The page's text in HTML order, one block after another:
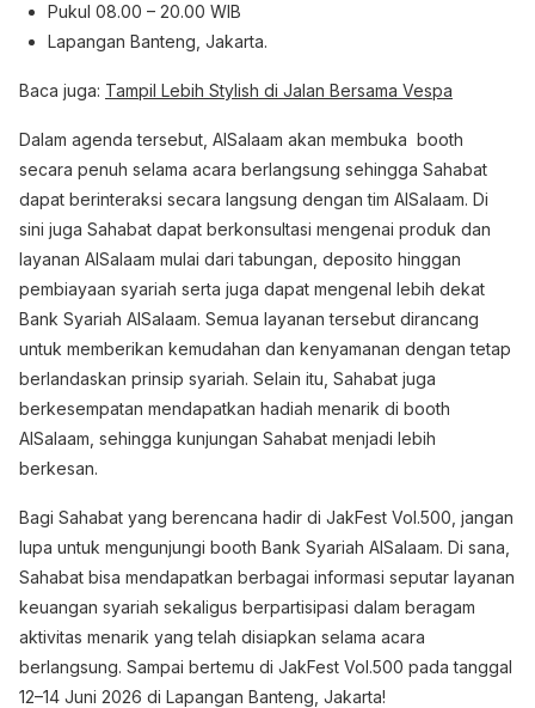
Pukul 08.00 – 20.00 WIB
Lapangan Banteng, Jakarta.
Baca juga: Tampil Lebih Stylish di Jalan Bersama Vespa
Dalam agenda tersebut, AlSalaam akan membuka booth
secara penuh selama acara berlangsung sehingga Sahabat
dapat berinteraksi secara langsung dengan tim AlSalaam. Di
sini juga Sahabat dapat berkonsultasi mengenai produk dan
layanan AlSalaam mulai dari tabungan, deposito hinggan
pembiayaan syariah serta juga dapat mengenal lebih dekat
Bank Syariah AlSalaam. Semua layanan tersebut dirancang
untuk memberikan kemudahan dan kenyamanan dengan tetap
berlandaskan prinsip syariah. Selain itu, Sahabat juga
berkesempatan mendapatkan hadiah menarik di booth
AlSalaam, sehingga kunjungan Sahabat menjadi lebih
berkesan.
Bagi Sahabat yang berencana hadir di JakFest Vol.500, jangan
lupa untuk mengunjungi booth Bank Syariah AlSalaam. Di sana,
Sahabat bisa mendapatkan berbagai informasi seputar layanan
keuangan syariah sekaligus berpartisipasi dalam beragam
aktivitas menarik yang telah disiapkan selama acara
berlangsung. Sampai bertemu di JakFest Vol.500 pada tanggal
12–14 Juni 2026 di Lapangan Banteng, Jakarta!